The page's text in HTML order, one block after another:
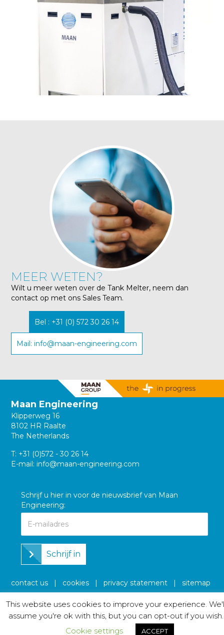
MEER WETEN?
Wilt u meer weten over de Tank Melter, neem dan
contact op met ons Sales Team.
Bel : +31 (0) 572 30 26 14
Mail: info@maan-engineering.com
Maan Engineering
Klipperweg 16
8102 HR Raalte
The Netherlands
T: +31 (0)572 - 30 26 14
E-mail:info@maan-engineering.com
Schrijf u hier in voor de nieuwsbrief van Maan
Engineering:
Schrijf in
contact us cookies |privacy statement |sitemap
This website uses cookies to improve your experience.
assume you're ok with this, but you can opt-out if you wish.
Cookie settings
ACCEPT